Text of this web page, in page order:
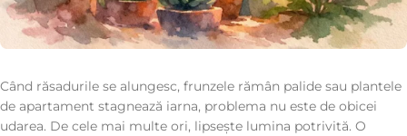
Când răsadurile se alungesc, frunzele rămân palide sau plantele
de apartament stagnează iarna, problema nu este de obicei
udarea. De cele mai multe ori, lipsește lumina potrivită. O